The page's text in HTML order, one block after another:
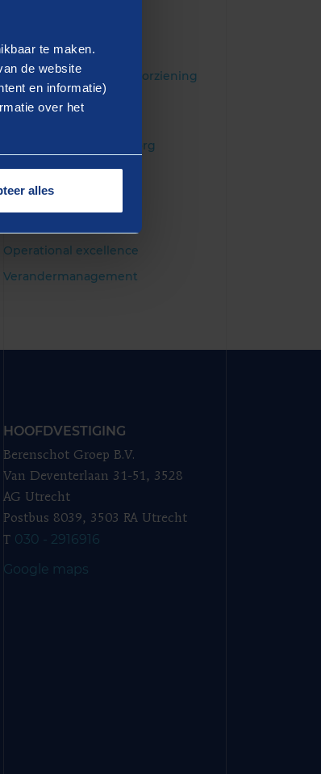
te maken.
de website
en informatie)
over het
alles
Openbaar bestuur
Financiële informatievoorziening
Hulp bij opstellen
Bedrijfsvoering in de zorg
DIENSTEN
Operational excellence
Verandermanagement
HOOFDVESTIGING
Berenschot Groep B.V.
Van Deventerlaan 31-51, 3528
AG Utrecht
Postbus 8039, 3503 RA Utrecht
T 030 - 2916916
Google maps